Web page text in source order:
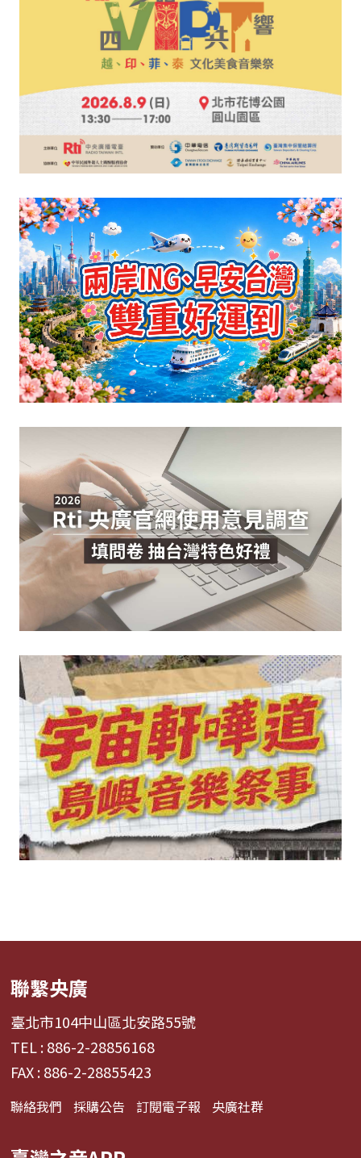
聯繫央廣
臺北市104中山區北安路55號
TEL : 886-2-28856168
FAX : 886-2-28855423
聯絡我們 採購公告 訂閱電子報 央廣社群